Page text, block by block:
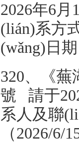
2026年6
(lián)系方
(wǎng)日
320、
《
號 請于
系人及聯
（2026/6/